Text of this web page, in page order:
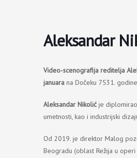
Aleksandar
Video-scenografija reditelja
januara na Dočeku 7531.
Aleksandar Nikolićje diplomirao
umetnosti, kao i industrijski
Od 2019. je direktor Malog
Beogradu (oblast Režija u